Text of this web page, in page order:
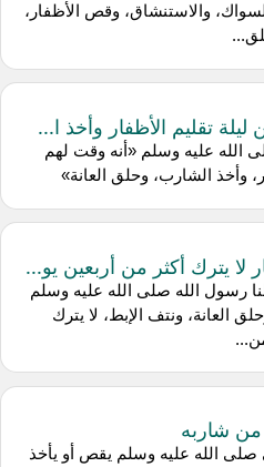
والاستنشاق، وقص الأظفار،
تقليم الأظفار وأخذ ا...
الله عليه وسلم «أنه وقت لهم
وأخذ الشارب، وحلق العانة»
يترك أكثر من أربعين يو...
رسول الله صلى الله عليه وسلم
العانة، ونتف الإبط، لا يترك
شاربه
الله عليه وسلم يقص أو يأخذ